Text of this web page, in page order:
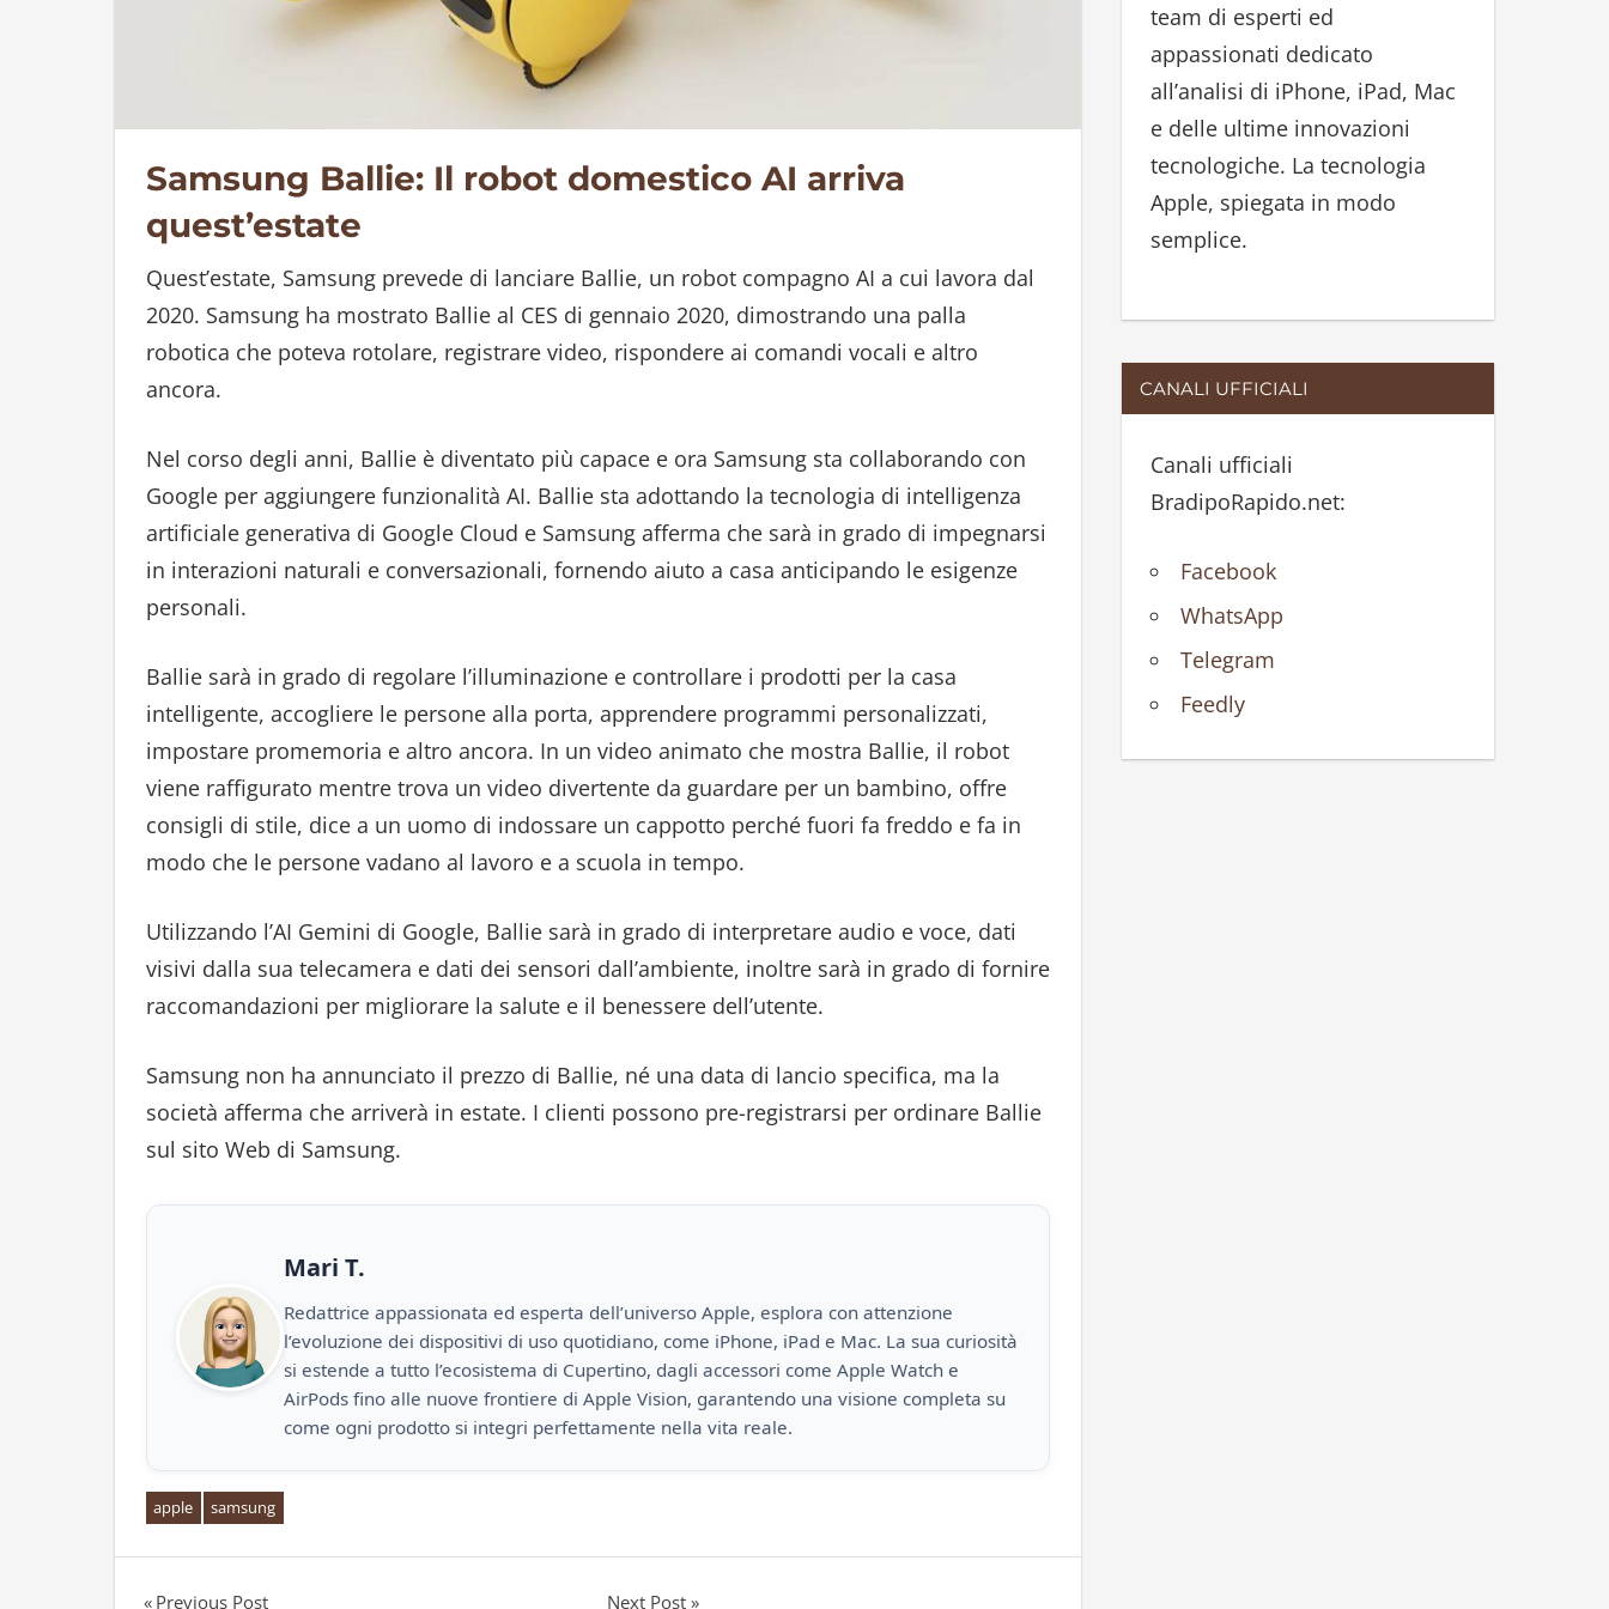
Samsung Ballie: Il robot domestico AI arriva
quest’estate
Quest’estate, Samsung prevede di lanciare Ballie, un robot compagno AI a cui lavora dal
2020. Samsung ha mostrato Ballie al CES di gennaio 2020, dimostrando una palla
robotica che poteva rotolare, registrare video, rispondere ai comandi vocali e altro
ancora.
Nel corso degli anni, Ballie è diventato più capace e ora Samsung sta collaborando con
Google per aggiungere funzionalità AI. Ballie sta adottando la tecnologia di intelligenza
artificiale generativa di Google Cloud e Samsung afferma che sarà in grado di impegnarsi
in interazioni naturali e conversazionali, fornendo aiuto a casa anticipando le esigenze
personali.
Ballie sarà in grado di regolare l’illuminazione e controllare i prodotti per la casa
intelligente, accogliere le persone alla porta, apprendere programmi personalizzati,
impostare promemoria e altro ancora. In un video animato che mostra Ballie, il robot
viene raffigurato mentre trova un video divertente da guardare per un bambino, offre
consigli di stile, dice a un uomo di indossare un cappotto perché fuori fa freddo e fa in
modo che le persone vadano al lavoro e a scuola in tempo.
Utilizzando l’AI Gemini di Google, Ballie sarà in grado di interpretare audio e voce, dati
visivi dalla sua telecamera e dati dei sensori dall’ambiente, inoltre sarà in grado di fornire
raccomandazioni per migliorare la salute e il benessere dell’utente.
Samsung non ha annunciato il prezzo di Ballie, né una data di lancio specifica, ma la
società afferma che arriverà in estate. I clienti possono pre-registrarsi per ordinare Ballie
sul sito Web di Samsung.
Mari T.
Redattrice appassionata ed esperta dell’universo Apple, esplora con attenzione
l’evoluzione dei dispositivi di uso quotidiano, come iPhone, iPad e Mac. La sua curiosità
si estende a tutto l’ecosistema di Cupertino, dagli accessori come Apple Watch e
AirPods fino alle nuove frontiere di Apple Vision, garantendo una visione completa su
come ogni prodotto si integri perfettamente nella vita reale.
apple samsung
Previous Post Next Post
:
team di esperti ed
appassionati dedicato
all’analisi di iPhone, iPad, Mac
e delle ultime innovazioni
tecnologiche. La tecnologia
Apple, spiegata in modo
semplice.
CANALI UFFICIALI
Canali ufficiali
BradipoRapido.net:
Facebook
WhatsApp
Telegram
Feedly